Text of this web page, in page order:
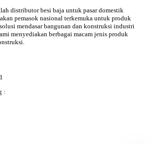
distributor besi baja untuk pasar domestik
pemasok nasional terkemuka untuk produk
mendasar bangunan dan konstruksi industri
menyediakan berbagai macam jenis produk
: